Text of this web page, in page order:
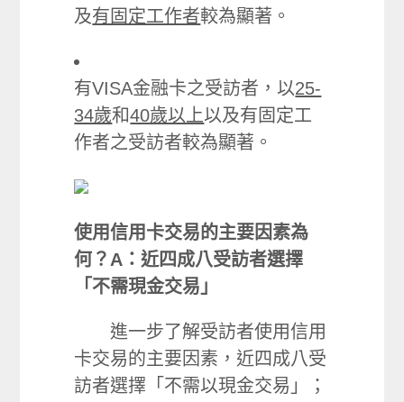
及有固定工作者較為顯著。
有VISA金融卡之受訪者，以25-
34歲和40歲以上以及有固定工
作者之受訪者較為顯著。
使用信用卡交易的主要因素為
何？A：近四成八受訪者選擇
「不需現金交易」
進一步了解受訪者使用信用
卡交易的主要因素，近四成八受
訪者選擇「不需以現金交易」；